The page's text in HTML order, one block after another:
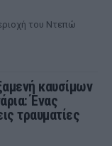
του Ντεπώ
καυσίμων
Ένας
τραυματίες